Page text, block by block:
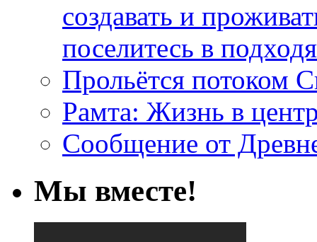
создавать и
поселитесь в
Прольётся потоком
Рамта: Жизнь в
Сообщение от
Мы вместе!